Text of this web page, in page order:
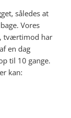
således at
Vores
tværtimod har
en dag
til 10 gange.
kan: